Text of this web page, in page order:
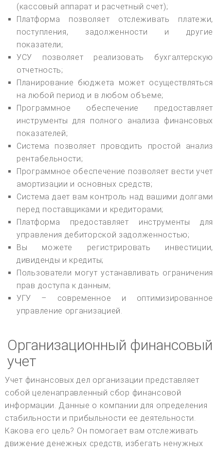
(кассовый аппарат и расчетный счет);
Платформа позволяет отслеживать платежи,
поступления, задолженности и другие
показатели;
УСУ позволяет реализовать бухгалтерскую
отчетность;
Планирование бюджета может осуществляться
на любой период и в любом объеме;
Программное обеспечение предоставляет
инструменты для полного анализа финансовых
показателей;
Система позволяет проводить простой анализ
рентабельности;
Программное обеспечение позволяет вести учет
амортизации и основных средств;
Система дает вам контроль над вашими долгами
перед поставщиками и кредиторами;
Платформа предоставляет инструменты для
управления дебиторской задолженностью;
Вы можете регистрировать инвестиции,
дивиденды и кредиты;
Пользователи могут устанавливать ограничения
прав доступа к данным;
УГУ – современное и оптимизированное
управление организацией.
Организационный финансовый
учет
Учет финансовых дел организации представляет
собой целенаправленный сбор финансовой
информации. Данные о компании для определения
стабильности и прибыльности ее деятельности.
Какова его цель? Он помогает вам отслеживать
движение денежных средств, избегать ненужных